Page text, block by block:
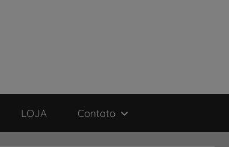
LOJA Contato